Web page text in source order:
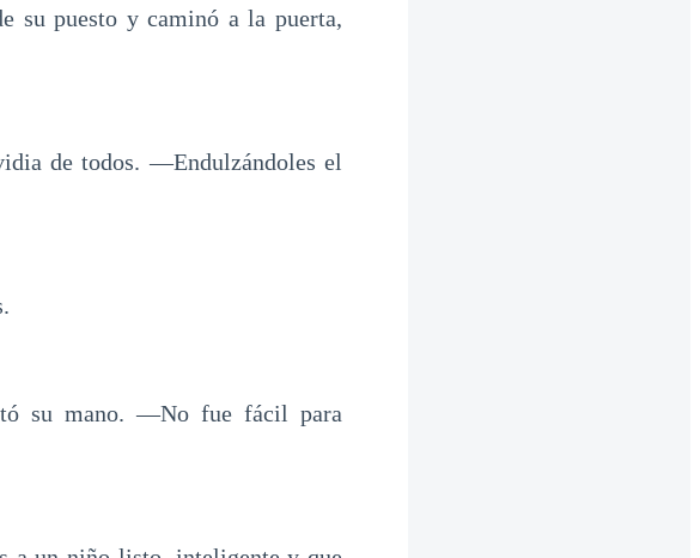
su puesto y caminó a la puerta,
de todos. ―Endulzándoles el
su mano. ―No fue fácil para